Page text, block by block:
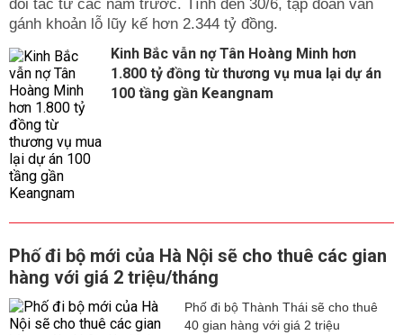
đối tác từ các năm trước. Tính đến 30/6, tập đoàn vẫn
gánh khoản lỗ lũy kế hơn 2.344 tỷ đồng.
Kinh Bắc vẫn nợ Tân Hoàng Minh hơn
1.800 tỷ đồng từ thương vụ mua lại dự án
100 tầng gần Keangnam
Phố đi bộ mới của Hà Nội sẽ cho thuê các gian
hàng với giá 2 triệu/tháng
Phố đi bộ Thành Thái sẽ cho thuê
40 gian hàng với giá 2 triệu